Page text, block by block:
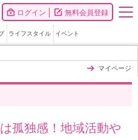
ログイン 無料会員登録
ライフスタイル イベント
マイページ
孤独感！地域活動や